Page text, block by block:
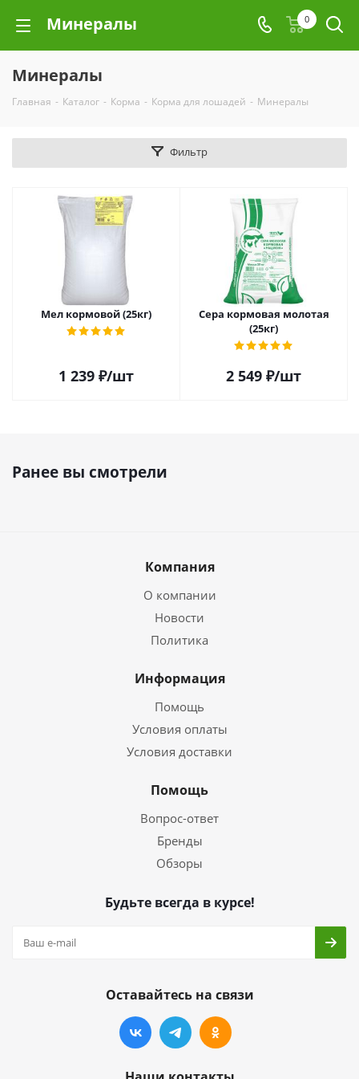
Минералы 0
Минералы
Главная - Каталог - Корма - Корма для лошадей - Минералы
Фильтр
Мел кормовой (25кг)
1 239 ₽/шт
Сера кормовая молотая
(25кг)
2 549 ₽/шт
Ранее вы смотрели
Компания
О компании
Новости
Политика
Информация
Помощь
Условия оплаты
Условия доставки
Помощь
Вопрос-ответ
Бренды
Обзоры
Будьте всегда в курсе!
Оставайтесь на связи